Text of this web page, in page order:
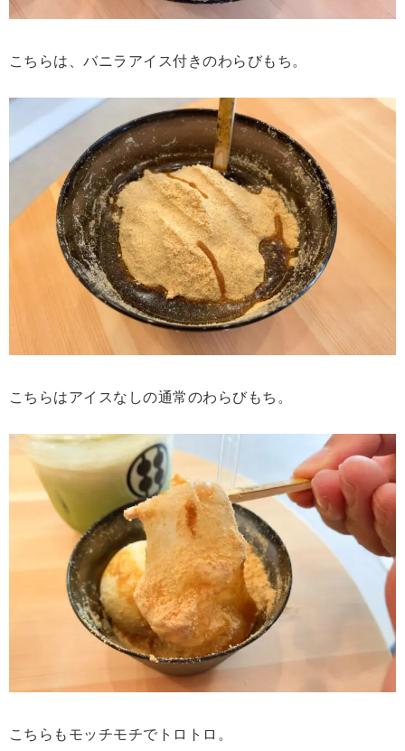
こちらは、バニラアイス付きのわらびもち。
こちらはアイスなしの通常のわらびもち。
こちらもモッチモチでトロトロ。